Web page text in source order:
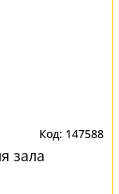
147588
зала